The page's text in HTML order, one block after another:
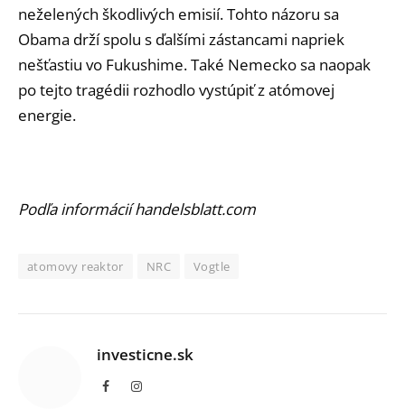
neželených škodlivých emisií. Tohto názoru sa
Obama drží spolu s ďalšími zástancami napriek
nešťastiu vo Fukushime. Také Nemecko sa naopak
po tejto tragédii rozhodlo vystúpiť z atómovej
energie.
Podľa informácií handelsblatt.com
atomovy reaktor NRC Vogtle
investicne.sk
FacebookInstagram